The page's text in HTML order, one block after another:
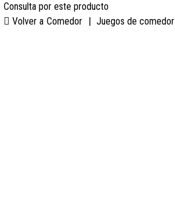
Consulta por este producto
Volver a Comedor Juegos de comedor